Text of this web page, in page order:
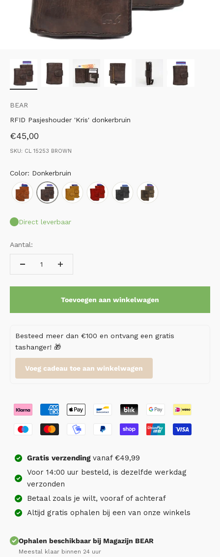
BEAR
RFID Pasjeshouder 'Kris' donkerbruin
Aanbiedingsprijs
€45,00
SKU: CL 15253 BROWN
Color: Donkerbruin
Direct leverbaar
Aantal:
Toevoegen aan winkelwagen
Besteed meer dan €100 en ontvang een gratis
tashanger! 🎁
Voeg cadeau toe aan winkelwagen
Gratis verzendingvanaf €49,99
Voor 14:00 uur besteld, is dezelfde werkdag
verzonden
Betaal zoals je wilt, vooraf of achteraf
Altijd gratis ophalen bij een van onze winkels
Ophalen beschikbaar bij Magazijn BEAR
Meestal klaar binnen 24 uur